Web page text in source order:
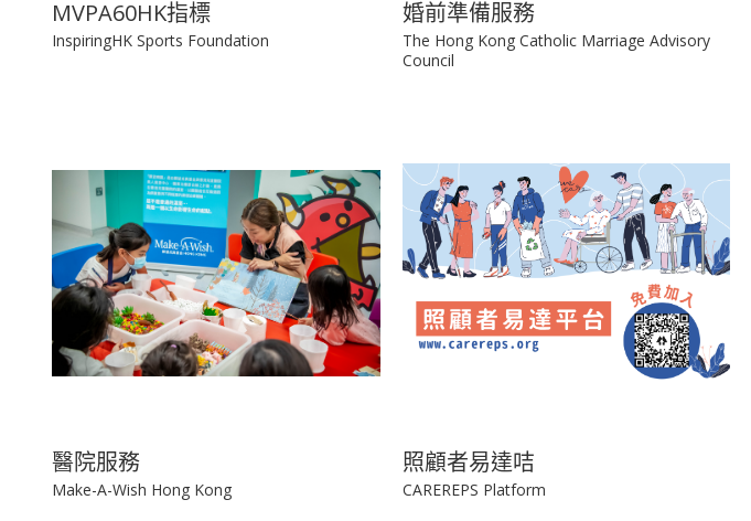
MVPA60HK指標
InspiringHK Sports Foundation
婚前準備服務
The Hong Kong Catholic Marriage Advisory
Council
醫院服務
Make-A-Wish Hong Kong
照顧者易達咭
CAREREPS Platform